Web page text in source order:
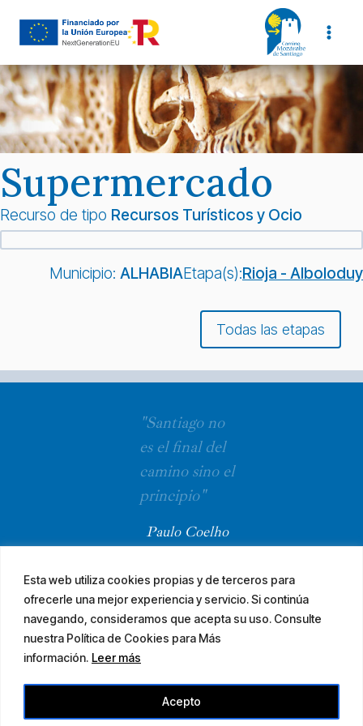
Esta web utiliza cookies propias y de terceros para
ofrecerle una mejor experiencia y servicio. Si continúa
navegando, consideramos que acepta su uso. Consulte
nuestra Política de Cookies para Más
información. Leer más
Acepto
Supermercado
Recurso de tipo Recursos Turísticos y Ocio
Municipio: ALHABIAEtapa(s):Rioja - Alboloduy
Todas las etapas
"Santiago no
es el final del
camino sino el
principio"
Paulo Coelho
© 2026 El Camino Mozárabe de Santiago · diseña
Accesibilidad